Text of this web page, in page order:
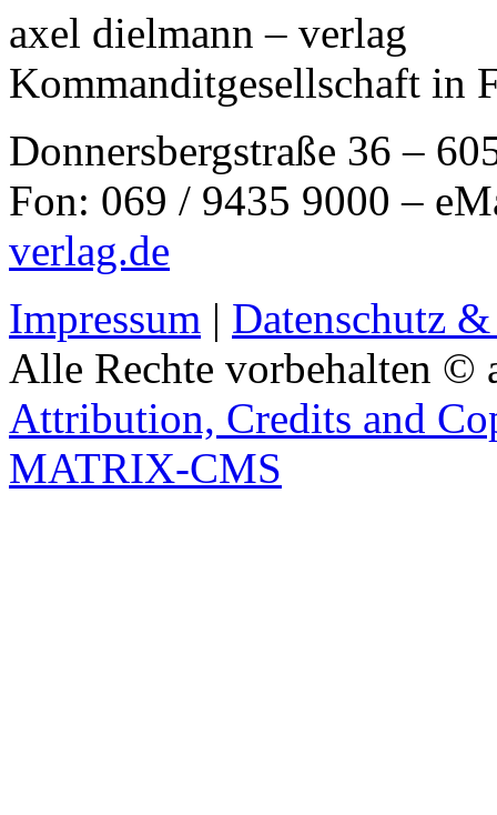
axel dielmann – verlag
Kommanditgesellschaft in
Donnersbergstraße 36 –
Fon: 069 / 9435 9000 –
verlag.de
Impressum | Datenschutz
Alle Rechte vorbehalten ©
Attribution, Credits and
MATRIX-CMS